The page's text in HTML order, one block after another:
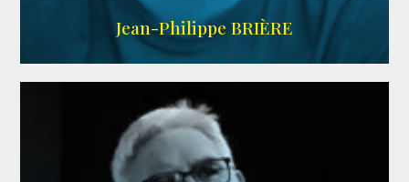
LINKEDIN
Jean-Philippe BRIÈRE